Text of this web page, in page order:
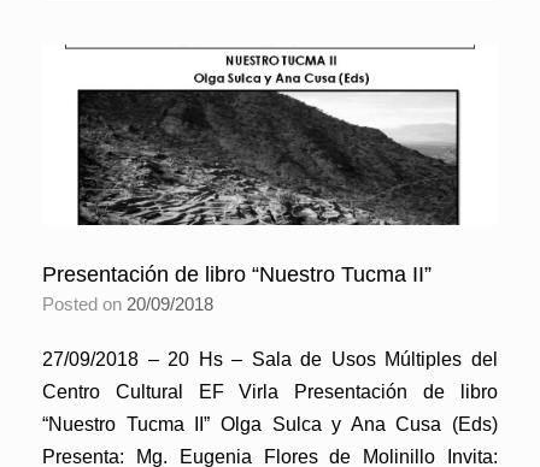
Presentación de libro “Nuestro Tucma II”
Posted on 20/09/2018
27/09/2018 – 20 Hs – Sala de Usos Múltiples del
Centro Cultural EF Virla Presentación de libro
“Nuestro Tucma II” Olga Sulca y Ana Cusa (Eds)
Presenta: Mg. Eugenia Flores de Molinillo Invita: